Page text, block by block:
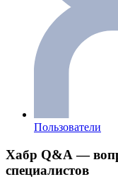
Пользователи
Хабр Q&A —
специалистов